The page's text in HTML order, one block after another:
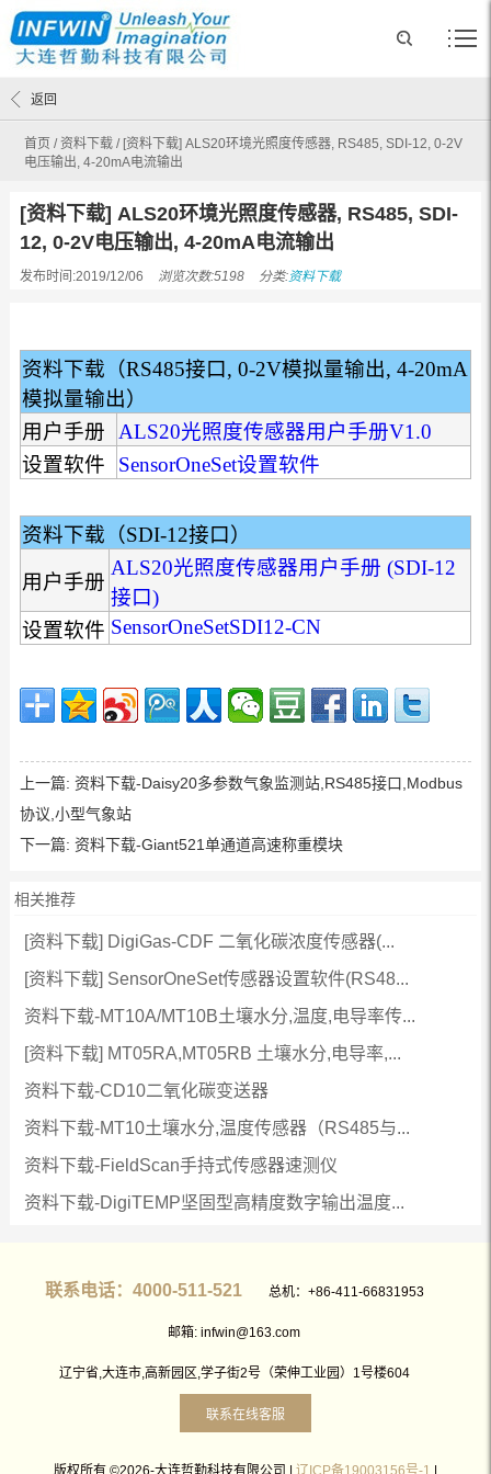
首页 /资料下载 / [资料下载] ALS20环境光照度传感器, RS485, SDI-12, 0-2V
电压输出, 4-20mA电流输出
返回
[资料下载] ALS20环境光照度传感器, RS485, SDI-
12, 0-2V电压输出, 4-20mA电流输出
发布时间:2019/12/06 浏览次数:5198 分类:资料下载
资料下载（RS485接口, 0-2V模拟量输出, 4-20mA
模拟量输出）
用户手册
ALS20光照度传感器用户手册V1.0
设置软件
SensorOneSet设置软件
资料下载（SDI-12接口）
用户手册
ALS20光照度传感器用户手册 (SDI-12
接口)
设置软件 SensorOneSetSDI12-CN
上一篇: 资料下载-Daisy20多参数气象监测站,RS485接口,Modbus
协议,小型气象站
下一篇: 资料下载-Giant521单通道高速称重模块
相关推荐
[资料下载] DigiGas-CDF 二氧化碳浓度传感器(...
[资料下载] SensorOneSet传感器设置软件(RS48...
资料下载-MT10A/MT10B土壤水分,温度,电导率传...
[资料下载] MT05RA,MT05RB 土壤水分,电导率,...
资料下载-CD10二氧化碳变送器
资料下载-MT10土壤水分,温度传感器（RS485与...
资料下载-FieldScan手持式传感器速测仪
资料下载-DigiTEMP坚固型高精度数字输出温度...
联系电话：4000-511-521 总机：+86-411-66831953
邮箱: infwin@163.com
辽宁省,大连市,高新园区,学子街2号（荣伸工业园）1号楼604
联系在线客服
版权所有 ©2026-大连哲勤科技有限公司 | 辽ICP备19003156号-1